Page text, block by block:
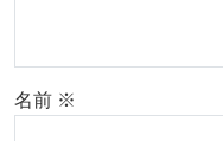
名前 ※